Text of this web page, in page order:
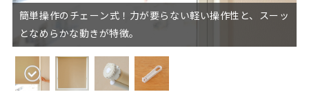
簡単操作のチェーン式！力が要らない軽い操作性と、スーッ
となめらかな動きが特徴。